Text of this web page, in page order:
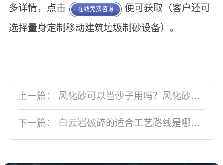
多详情，点击 在线免费咨询
便可获取（客户还可
选择量身定制移动建筑垃圾制砂设备）。
上一篇： 风化砂可以当沙子用吗？风化砂制沙生产线固定、移动任选
下一篇： 白云岩破碎的适合工艺路线是哪种？会用到哪些破碎设备？